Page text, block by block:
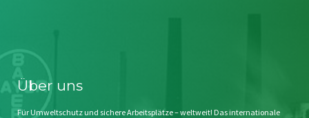
Kontakt
Impressum
Störfälle
Stichwort BAYER
Jahrestagung
Über uns
Für Umweltschutz und sichere Arbeitsplätze – weltweit! Das internationale